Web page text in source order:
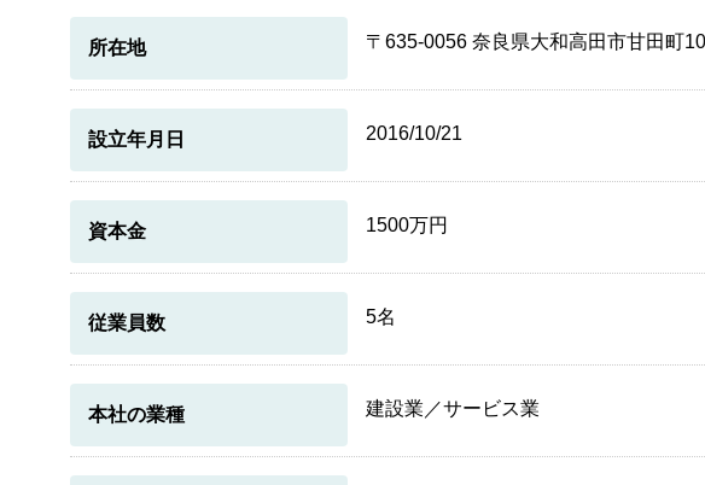
所在地 〒635-0056 奈良県大和高田市甘田町
設立年月日 2016/10/21
資本金 1500万円
従業員数 5名
本社の業種 建設業／サービス業